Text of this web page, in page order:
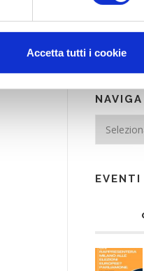
Accetta tutti i cookie
La
municipi
NAVIGA
EVENTI